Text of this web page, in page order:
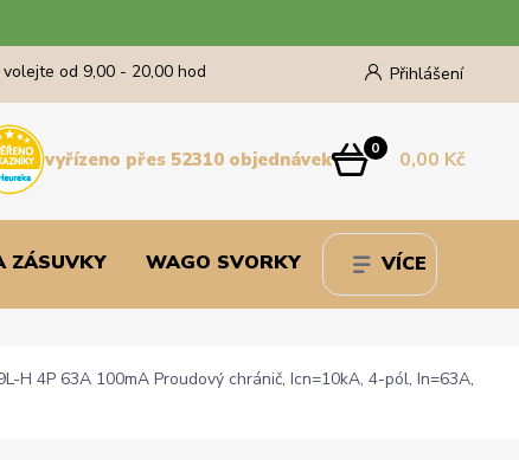
Přihlášení
volejte od 9,00 - 20,00 hod
0 0,00 Kč
vyřízeno přes 52310 objednávek
ZÁSUVKY WAGO SVORKY VÍCE
H 4P 63A 100mA Proudový chránič, Icn=10kA, 4-pól, In=63A,